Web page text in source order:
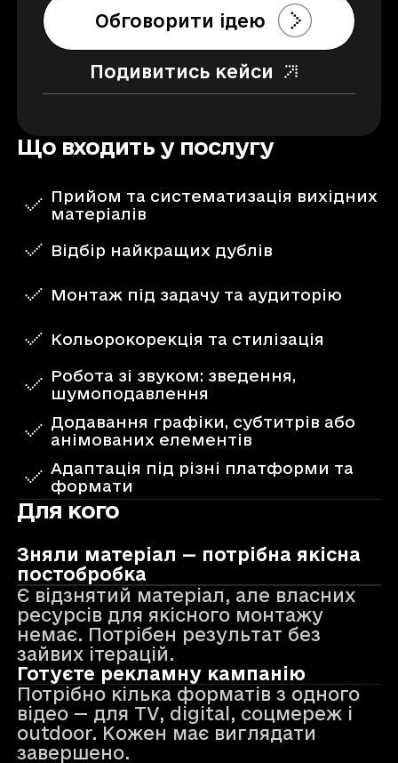
Обговорити ідею
Подивитись кейси
Що входить у послугу
Прийом та систематизація вихідних
матеріалів
Відбір найкращих дублів
Монтаж під задачу та аудиторію
Кольорокорекція та стилізація
Робота зі звуком: зведення,
шумоподавлення
Додавання графіки, субтитрів або
анімованих елементів
Адаптація під різні платформи та
формати
Для кого
Зняли матеріал — потрібна якісна
постобробка
Є відзнятий матеріал, але власних
ресурсів для якісного монтажу
немає. Потрібен результат без
зайвих ітерацій.
Готуєте рекламну кампанію
Потрібно кілька форматів з одного
відео — для TV, digital, соцмереж і
outdoor. Кожен має виглядати
завершено.